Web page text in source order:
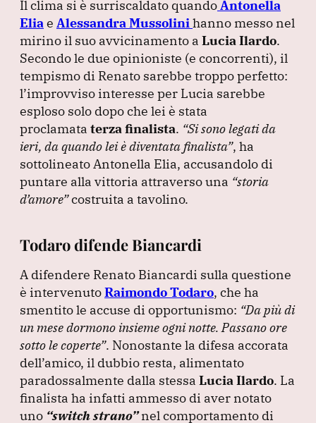
Il clima si è surriscaldato quando Antonella
Elia e Alessandra Mussolini hanno messo nel
mirino il suo avvicinamento a Lucia Ilardo.
Secondo le due opinioniste (e concorrenti), il
tempismo di Renato sarebbe troppo perfetto:
l’improvviso interesse per Lucia sarebbe
esploso solo dopo che lei è stata
proclamata terza finalista. “Si sono legati da
ieri, da quando lei è diventata finalista”, ha
sottolineato Antonella Elia, accusandolo di
puntare alla vittoria attraverso una “storia
d’amore”costruita a tavolino.
Todaro difende Biancardi
A difendere Renato Biancardi sulla questione
è intervenutoRaimondo Todaro, che ha
smentito le accuse di opportunismo: “Da più di
un mese dormono insieme ogni notte. Passano ore
sotto le coperte”. Nonostante la difesa accorata
dell’amico, il dubbio resta, alimentato
paradossalmente dalla stessa Lucia Ilardo. La
finalista ha infatti ammesso di aver notato
uno “switch strano” nel comportamento di